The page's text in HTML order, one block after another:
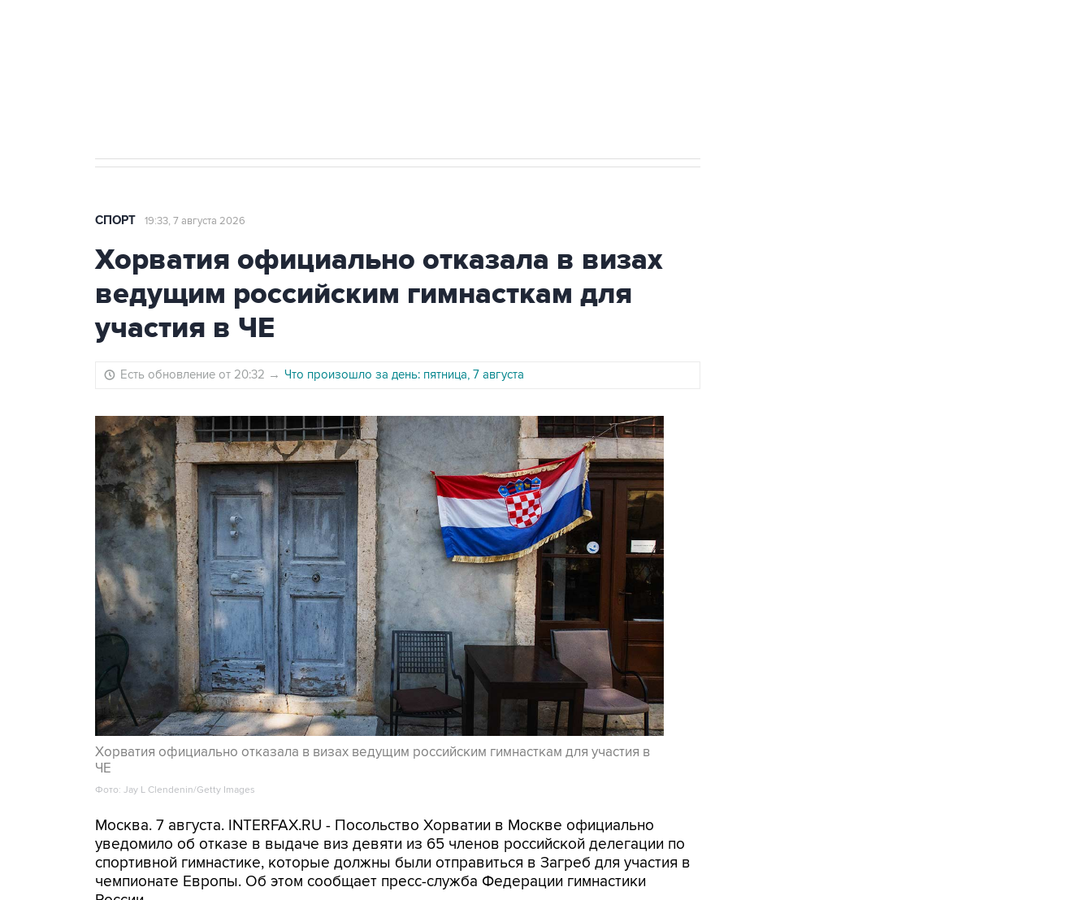
СПОРТ 19:33, 7 августа 2026
Хорватия официально отказала в визах
ведущим российским гимнасткам для
участия в ЧЕ
Есть обновление от 20:32 → Что произошло за день: пятница, 7 августа
Хорватия официально отказала в визах ведущим российским гимнасткам для участия в
ЧЕ
Фото: Jay L Clendenin/Getty Images
Москва. 7 августа. INTERFAX.RU - Посольство Хорватии в Москве официально
уведомило об отказе в выдаче виз девяти из 65 членов российской делегации по
спортивной гимнастике, которые должны были отправиться в Загреб для участия в
чемпионате Европы. Об этом сообщает пресс-служба Федерации гимнастики